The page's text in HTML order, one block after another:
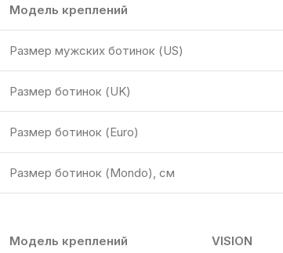
Модель креплений
Размер мужских ботинок (US)
Размер ботинок (UK)
Размер ботинок (Euro)
Размер ботинок (Mondo), см
Модель креплений VISION